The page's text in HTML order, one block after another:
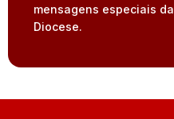
mensagens especiais da
Diocese.